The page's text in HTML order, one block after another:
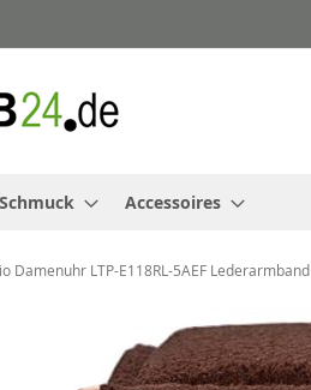
Schmuck Accessoires
Damenuhr LTP-E118RL-5AEF Lederarmband